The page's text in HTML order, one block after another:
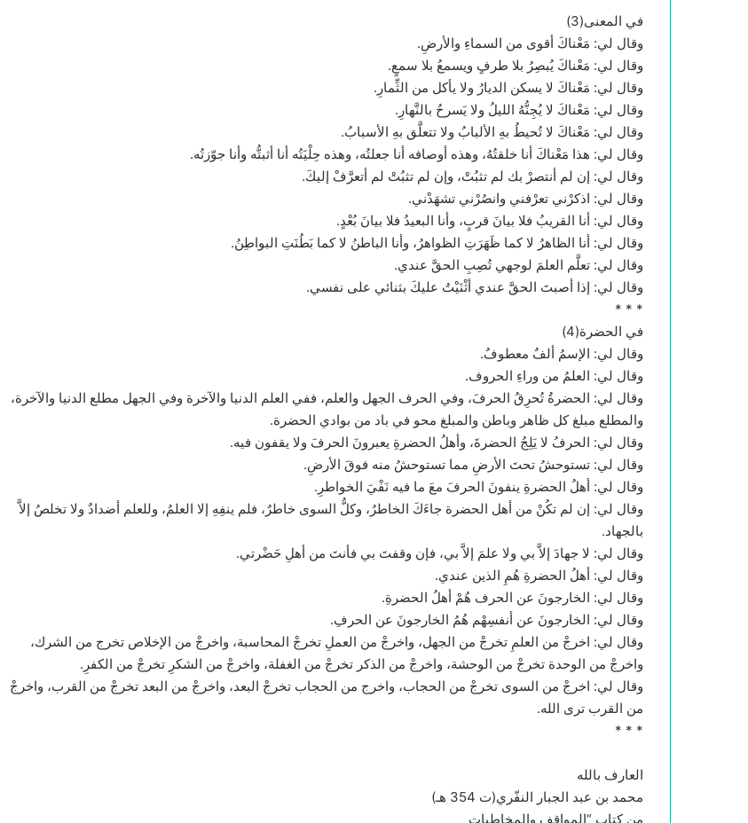
في المعنى(3)
وقال لي: مَعْناكَ أقوى من السماءِ والأرضِ.
وقال لي: مَعْناكَ يُبصِرُ بلا طرفٍ ويسمعُ بلا سمعٍ.
وقال لي: مَعْناكَ لا يسكن الديارُ ولا يأكل من الثِّمارِ.
وقال لي: مَعْناكَ لا يُجِنُّهُ الليلُ ولا يَسرحُ بالنَّهارِ.
وقال لي: مَعْناكَ لا تُحيطُ بهِ الألبابُ ولا تتعلَّق بهِ الأسبابُ.
وقال لي: هذا مَعْناكَ أنا خلقتُهُ، وهذه أوصافه أنا جعلتُه، وهذه حِلْيَتُه أنا أثبتُّه وأنا جوّزتُه.
وقال لي: إن لم أنتصرْ بك لم تثبُتْ، وإن لم تثبُتْ لم أتعرَّفْ إليكَ.
وقال لي: اذكرْني تعرْفني وانصُرْني تشهَدْني.
وقال لي: أنا القريبُ فلا بيانَ قربٍ، وأنا البعيدُ فلا بيانَ بُعْدٍ.
وقال لي: أنا الظاهرُ لا كما ظَهَرَتِ الظواهرُ، وأنا الباطنُ لا كما بَطُنَتِ البواطِنُ.
وقال لي: تعلَّم العلمَ لوجهي تُصِبِ الحقَّ عندي.
وقال لي: إذا أصبتَ الحقَّ عندي أثْنَيْتُ عليكَ بثنائي على نفسي.
* * *
في الحضرة(4)
وقال لي: الإسمُ ألفٌ معطوفٌ.
وقال لي: العلمُ من وراءِ الحروف.
وقال لي: الحضرةُ تُحرِقُ الحرفَ، وفي الحرف الجهل والعلم، ففي العلم الدنيا والآخرة وفي الجهل مطلع الدنيا والآخرة،
والمطلع مبلغ كل ظاهر وباطن والمبلغ محو في باد من بوادي الحضرة.
وقال لي: الحرفُ لا يَلِجُ الحضرةَ، وأهلُ الحضرةِ يعبرونَ الحرفَ ولا يقفون فيه.
وقال لي: تستوحشُ تحتَ الأرضِ مما تستوحشُ منه فوقَ الأرضِ.
وقال لي: أهلُ الحضرةِ ينفونَ الحرفَ معَ ما فيه نَفْيَ الخواطرِ.
وقال لي: إن لم تكُنْ من أهل الحضرة جاءَكَ الخاطرُ، وكلُّ السوى خاطرٌ، فلم ينفِهِ إلا العلمُ، وللعلم أضدادٌ ولا تخلصُ إلاَّ
بالجهاد.
وقال لي: لا جهادَ إلاَّ بي ولا علمَ إلاَّ بي، فإن وقفتَ بي فأنتَ من أهلِ حَضْرتي.
وقال لي: أهلُ الحضرةِ هُمِ الذين عندي.
وقال لي: الخارجونَ عن الحرف هُمْ أهلُ الحضرةِ.
وقال لي: الخارجونَ عن أنفسِهْم هُمُ الخارجونَ عن الحرفِ.
وقال لي: اخرجْ من العلمِ تخرجْ من الجهل، واخرجْ من العملِ تخرجْ المحاسبة، واخرجْ من الإخلاص تخرج من الشرك،
واخرجْ من الوحدة تخرجْ من الوحشة، واخرجْ من الذكر تخرجْ من الغفلة، واخرجْ من الشكرِ تخرجْ من الكفرِ.
وقال لي: اخرجْ من السوى تخرجْ من الحجاب، واخرج من الحجاب تخرجْ البعد، واخرجْ من البعد تخرجْ من القرب، واخرجْ
من القرب ترى الله.
* * *
العارف بالله
محمد بن عبد الجبار النفّري(ت 354 هـ)
من كتاب “المواقف والمخاطبات